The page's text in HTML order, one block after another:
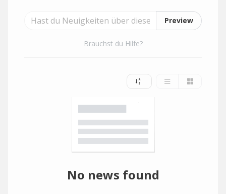
Preview
Brauchst du Hilfe?
No news found